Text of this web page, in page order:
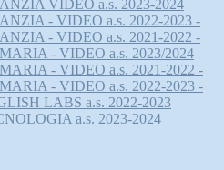
VIDEO a.s. 2023-2024
- VIDEO a.s. 2022-2023 -
- VIDEO a.s. 2021-2022 -
- VIDEO a.s. 2023/2024
- VIDEO a.s. 2021-2022 -
- VIDEO a.s. 2022-2023 -
LABS a.s. 2022-2023
a.s. 2023-2024